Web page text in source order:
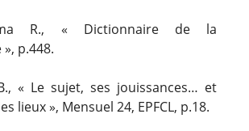
R., « Dictionnaire de la
p.448.
« Le sujet, ses jouissances… et
lieux », Mensuel 24, EPFCL, p.18.